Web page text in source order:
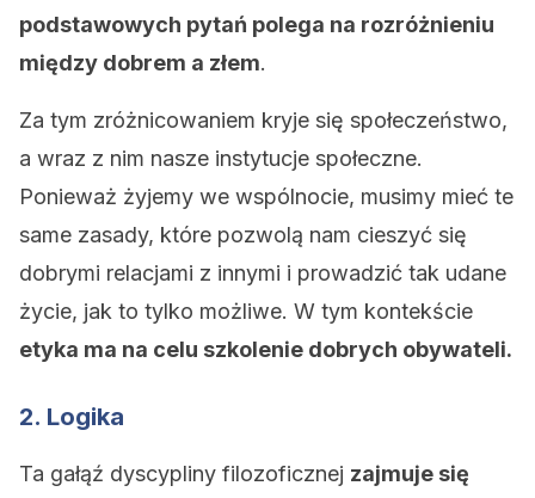
podstawowych pytań polega na rozróżnieniu
między dobrem a złem.
Za tym zróżnicowaniem kryje się społeczeństwo,
a wraz z nim nasze instytucje społeczne.
Ponieważ żyjemy we wspólnocie, musimy mieć te
same zasady, które pozwolą nam cieszyć się
dobrymi relacjami z innymi i prowadzić tak udane
życie, jak to tylko możliwe. W tym kontekście
etyka ma na celu szkolenie dobrych obywateli.
2. Logika
Ta gałąź dyscypliny filozoficznej zajmuje się